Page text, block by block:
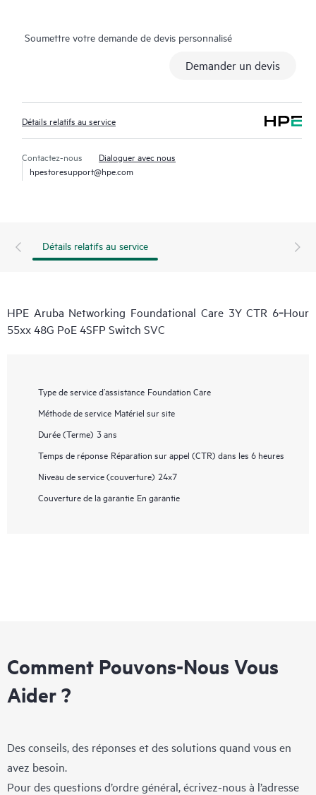
Soumettre votre demande de devis personnalisé
Demander un devis
Détails relatifs au service
Contactez-nous
Dialoguer avec nous
hpestoresupport@hpe.com
Détails relatifs au service
HPE Aruba Networking Foundational Care 3Y CTR 6‑Hour
55xx 48G PoE 4SFP Switch SVC
Type de service d’assistance Foundation Care
Méthode de service Matériel sur site
Durée (Terme) 3 ans
Temps de réponse Réparation sur appel (CTR) dans les 6 heures
Niveau de service (couverture) 24x7
Couverture de la garantie En garantie
Comment Pouvons-Nous Vous
Aider ?
Des conseils, des réponses et des solutions quand vous en
avez besoin.
Pour des questions d’ordre général, écrivez-nous à l’adresse